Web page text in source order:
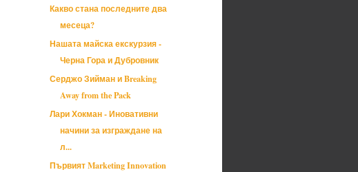
Какво стана последните два
месеца?
Нашата майска екскурзия -
Черна Гора и Дубровник
Серджо Зийман и Breaking
Away from the Pack
Лари Хокман - Иновативни
начини за изграждане на
л...
Първият Marketing Innovation